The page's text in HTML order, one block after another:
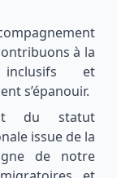
à la
inclusifs et
s’épanouir.
du statut
issue de la
de notre